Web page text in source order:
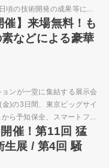
頃の技術開発の成果等に...
催】来場無料！も
などによる豪華
ンが一堂に集結する展示会
)の3日間、東京ビッグサイ
ら予知保全、スマートフ...
催！第11回 猛
生展 / 第4回 騒